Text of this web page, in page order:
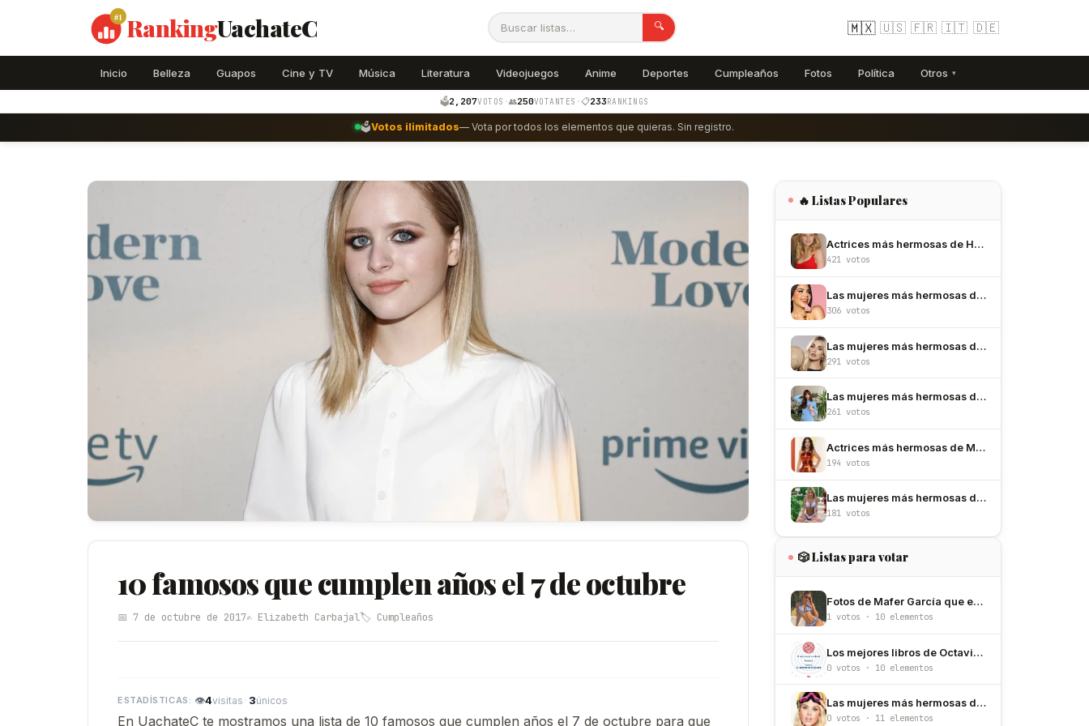
#1 RankingUachateC 🔍 🇲🇽 🇺🇸 🇫🇷 🇮🇹 🇩🇪
Inicio Belleza Guapos Cine y TV Música Literatura Videojuegos Anime Deportes Cumpleaños Fotos Política Otros ▾
🗳️2,207VOTOS ·👥250VOTANTES ·📋233RANKINGS
🗳️Votos ilimitados— Vota por todos los elementos que quieras. Sin registro.
10 famosos que cumplen años el 7 de octubre
📅 7 de octubre de 2017✍️ Elizabeth Carbajal🏷️ Cumpleaños
👁4visitas · 3únicos
En UachateC te mostramos una lista de 10 famosos que cumplen años el 7 de octubre para que
🔥 Listas Populares
Actrices más hermosas de Hollywood
421 votos
Las mujeres más hermosas de México
306 votos
Las mujeres más hermosas de Colombia
291 votos
Las mujeres más hermosas de España
261 votos
Actrices más hermosas de México
194 votos
Las mujeres más hermosas de Argentina
181 votos
🎲 Listas para votar
Fotos de Mafer García que explican porque la amamos
1 votos · 10 elementos
Los mejores libros de Octavio Paz
0 votos · 10 elementos
Las mujeres más hermosas de Noruega
0 votos · 11 elementos